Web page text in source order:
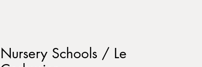
Nursery Schools / Le